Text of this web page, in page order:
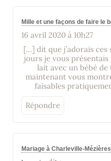
Mille et une façons de faire le
16 avril 2020 à 10h27
[…] dit que j’adorais ces
jours je vous présentais
lait avec un bébé
maintenant vous
faisables
Répondre
Mariage à Charleville-